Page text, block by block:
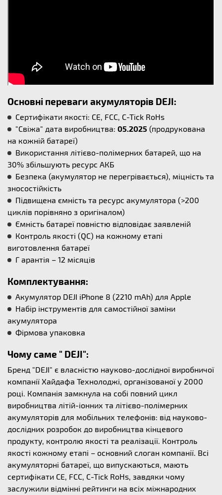
Основні переваги акумуляторів DEJI:
Сертифікати якості: CE, FCC, C-Tick RoHs
"Свіжа" дата виробництва: 05.2025 (продрукована
на кожній батареї)
Використання літієво-полімерних батарей, що на
30% збільшують ресурс АКБ
Безпека (акумулятор не перегрівається), міцність та
зносостійкість
Підвищена ємність та ресурс акумулятора (>200
циклів порівняно з оригіналом)
Ємність батареї повністю відповідає заявленій
Контроль якості (QC) на кожному етапі
виготовлення батареї
Г арантія – 12 місяців
Комплектування:
Акумулятор DEJI iPhone 8 (2210 mAh) для Apple
Набір інструментів для самостійної заміни
акумулятора
Фірмова упаковка
Чому саме " DEJI":
Бренд "DEJI" є власністю науково-дослідної виробничої
компанії Хайдафа Технолоджі, організованої у 2000
році. Компанія замкнула на собі повний цикл
виробництва літій-іонних та літієво-полімерних
акумуляторів для мобільних телефонів: від науково-
дослідних розробок до виробництва кінцевого
продукту, контролю якості та реалізації. Контроль
якості кожному етапі – основний слоган компанії. Всі
акумуляторні батареї, що випускаються, мають
сертифікати CE, FCC, C-Tick RoHs, завдяки чому
заслужили відмінні рейтинги на всіх міжнародних